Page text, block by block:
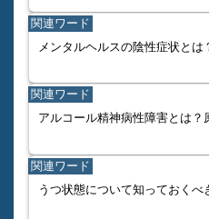
関連ワード
メンタルヘルスの陰性症状とは
関連ワード
アルコール精神病性障害とは
関連ワード
うつ状態について知っておくべ